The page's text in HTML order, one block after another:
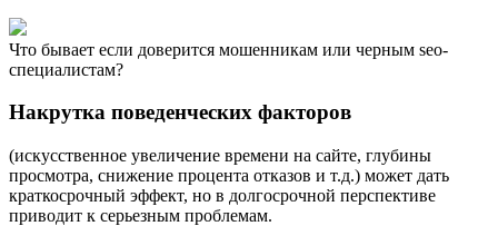
Что бывает если доверится мошенникам или черным seo-
специалистам?
Накрутка поведенческих факторов
(искусственное увеличение времени на сайте, глубины
просмотра, снижение процента отказов и т.д.) может дать
краткосрочный эффект, но в долгосрочной перспективе
приводит к серьезным проблемам.